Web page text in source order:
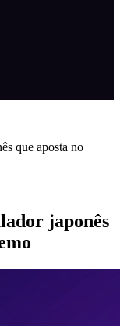
que aposta no
japonês